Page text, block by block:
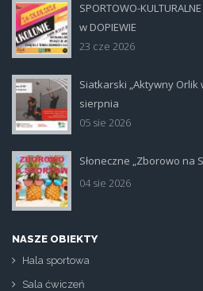
plakat.jpg
SPORTOWO-
w DOPIEWIE
23 cze 2026
siatka_poziom.jpg
Siatkarski „Aktywny Orlik
sierpnia
05 sie 2026
Słoneczne „Zborowo na
04 sie 2026
NASZE OBIEKTY
Hala sportowa
Sala ćwiczeń